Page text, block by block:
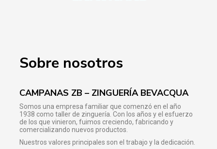
Sobre nosotros
CAMPANAS ZB – ZINGUERÍA BEVACQUA
Somos una empresa familiar que comenzó en el año
1938 como taller de zinguería. Con los años y el esfuerzo
de los que vinieron, fuimos creciendo, fabricando y
comercializando nuevos productos.
Nuestros valores principales son el trabajo y la dedicación.